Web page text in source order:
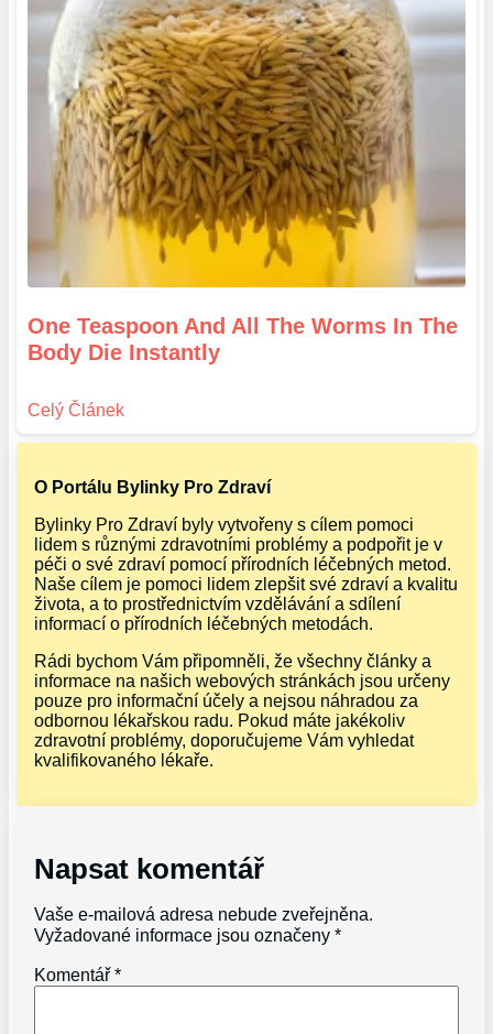
One Teaspoon And All The Worms In The
Body Die Instantly
O Portálu Bylinky Pro Zdraví
Bylinky Pro Zdraví byly vytvořeny s cílem pomoci
lidem s různými zdravotními problémy a podpořit je v
péči o své zdraví pomocí přírodních léčebných metod.
Naše cílem je pomoci lidem zlepšit své zdraví a kvalitu
života, a to prostřednictvím vzdělávání a sdílení
informací o přírodních léčebných metodách.
Rádi bychom Vám připomněli, že všechny články a
informace na našich webových stránkách jsou určeny
pouze pro informační účely a nejsou náhradou za
odbornou lékařskou radu. Pokud máte jakékoliv
zdravotní problémy, doporučujeme Vám vyhledat
kvalifikovaného lékaře.
Napsat komentář
Vaše e-mailová adresa nebude zveřejněna.
Vyžadované informace jsou označeny*
Komentář*